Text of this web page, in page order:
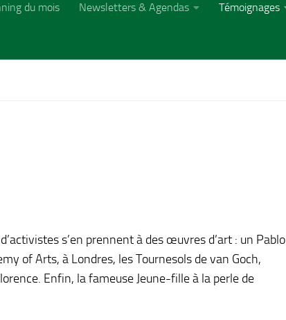
du mois Newsletters & Agendas Témoignages
s’en prennent à des œuvres d’art : un Pablo
of Arts, à Londres, les Tournesols de van Goch,
Enfin, la fameuse Jeune-fille à la perle de